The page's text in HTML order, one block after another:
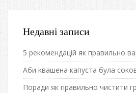
Недавні записи
5 рекомендацій як правильно
Аби квашена капуста була
Поради як правильно чистити